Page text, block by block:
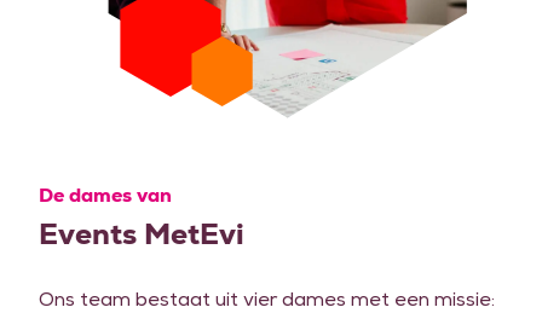
De dames van
Events MetEvi
Ons team bestaat uit vier dames met een missie: